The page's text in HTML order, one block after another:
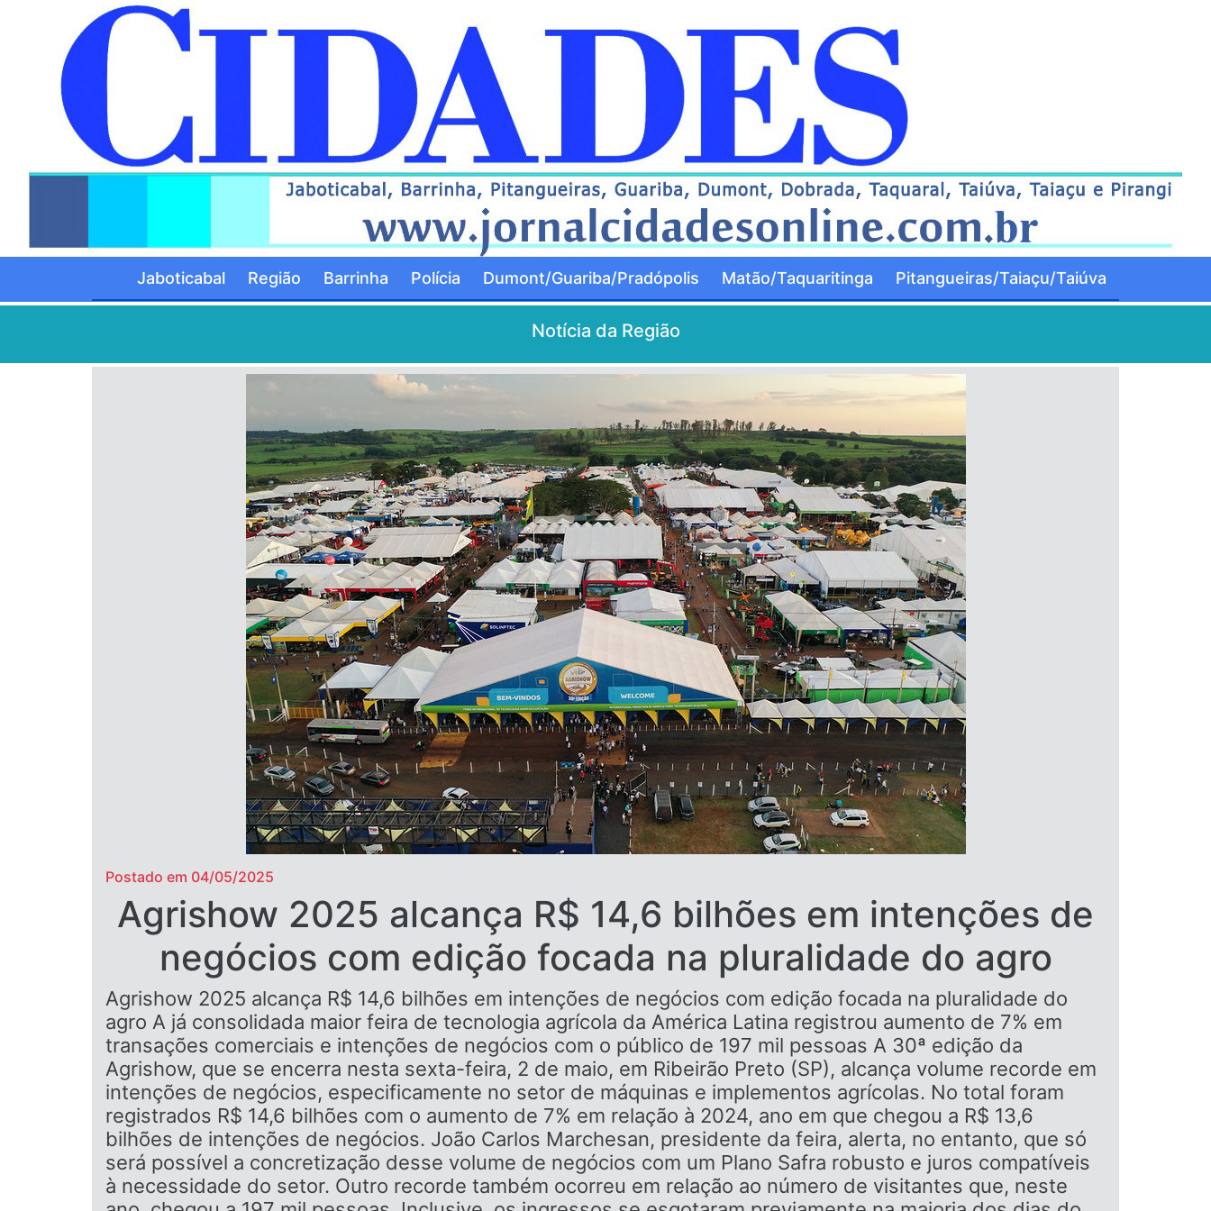
Jaboticabal Região Barrinha Polícia Dumont/Guariba/Pradópolis Matão/Taquaritinga Pitangueiras/Taiaçu/Taiúva
Notícia da Região
Postado em 04/05/2025
Agrishow 2025 alcança R$ 14,6 bilhões em intenções de
negócios com edição focada na pluralidade do agro
Agrishow 2025 alcança R$ 14,6 bilhões em intenções de negócios com edição focada na pluralidade do
agro A já consolidada maior feira de tecnologia agrícola da América Latina registrou aumento de 7% em
transações comerciais e intenções de negócios com o público de 197 mil pessoas A 30ª edição da
Agrishow, que se encerra nesta sexta-feira, 2 de maio, em Ribeirão Preto (SP), alcança volume recorde em
intenções de negócios, especificamente no setor de máquinas e implementos agrícolas. No total foram
registrados R$ 14,6 bilhões com o aumento de 7% em relação à 2024, ano em que chegou a R$ 13,6
bilhões de intenções de negócios. João Carlos Marchesan, presidente da feira, alerta, no entanto, que só
será possível a concretização desse volume de negócios com um Plano Safra robusto e juros compatíveis
à necessidade do setor. Outro recorde também ocorreu em relação ao número de visitantes que, neste